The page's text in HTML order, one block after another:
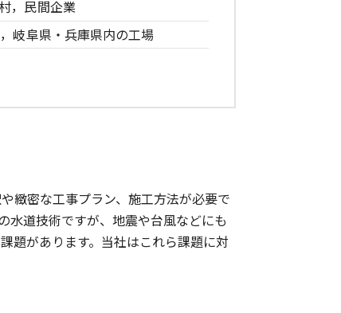
，民間企業
岐阜県・兵庫県内の工場
緻密な工事プラン、施工方法が必要で
水道技術ですが、地震や台風などにも
題があります。当社はこれら課題に対